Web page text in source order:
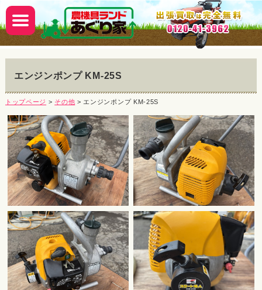
エンジンポンプ KM-25S
トップページ > その他 > エンジンポンプ KM-25S